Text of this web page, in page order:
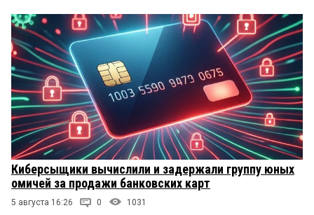
Киберсыщики вычислили и задержали группу юных
омичей за продажи банковских карт
5 августа 16:26 0 1031